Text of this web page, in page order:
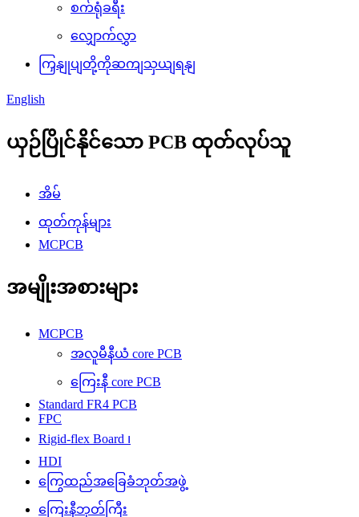
စက်ရုံခရီး
လျှောက်လွှာ
ကြှနျုပျတို့ကိုဆကျသှယျရနျ
English
ယှဉ်ပြိုင်နိုင်သော PCB ထုတ်လုပ်သူ
အိမ်
ထုတ်ကုန်များ
MCPCB
အမျိုးအစားများ
MCPCB
အလူမီနီယံ core PCB
ကြေးနီ core PCB
Standard FR4 PCB
FPC
Rigid-flex Board ၊
HDI
ကြွေထည်အခြေခံဘုတ်အဖွဲ့
ကြေးနီဘုတ်ကြီး